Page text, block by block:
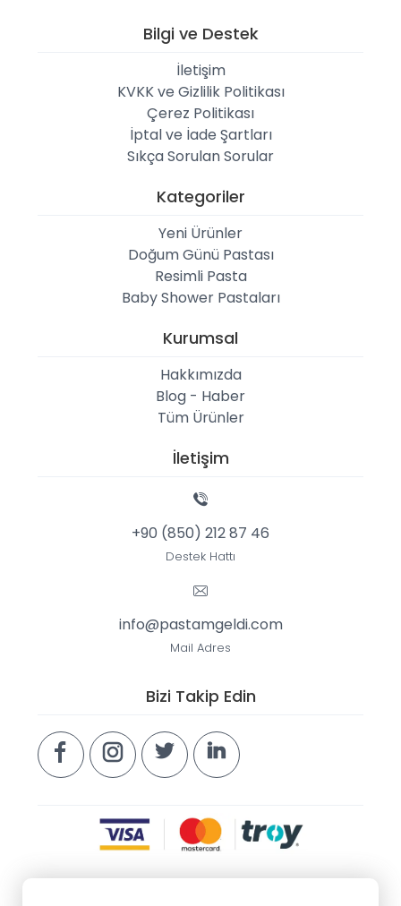
Bilgi ve Destek
İletişim
KVKK ve Gizlilik Politikası
Çerez Politikası
İptal ve İade Şartları
Sıkça Sorulan Sorular
Kategoriler
Yeni Ürünler
Doğum Günü Pastası
Resimli Pasta
Baby Shower Pastaları
Kurumsal
Hakkımızda
Blog - Haber
Tüm Ürünler
İletişim
+90 (850) 212 87 46
Destek Hattı
info@pastamgeldi.com
Mail Adres
Bizi Takip Edin